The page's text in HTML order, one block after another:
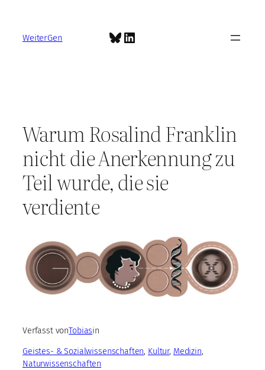
springen
WeiterGen Bluesky
LinkedIn
Warum Rosalind Franklin
nicht die Anerkennung zu
Teil wurde, die sie
verdiente
Verfasst vonTobiasin
Geistes- & Sozialwissenschaften, Kultur, Medizin
Naturwissenschaften